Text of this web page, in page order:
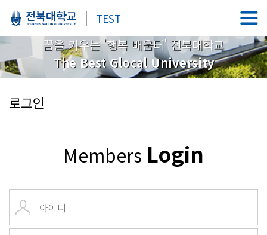
TEST
꿈을 키우는 '행복 배움터' 전북대학교
The Best Glocal University
로그인
Members Login